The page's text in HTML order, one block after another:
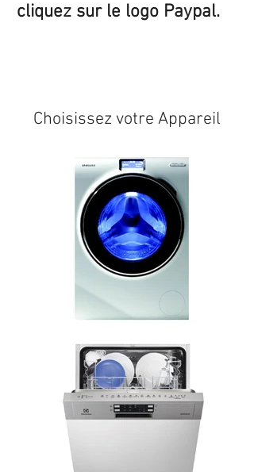
cliquez sur le logo Paypal.
Choisissez votre Appareil